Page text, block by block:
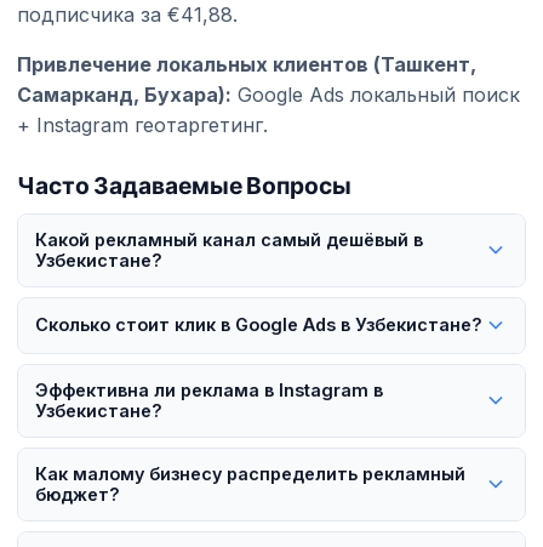
подписчика за €41,88.
Привлечение локальных клиентов (Ташкент,
Самарканд, Бухара): Google Ads локальный поиск
+ Instagram геотаргетинг.
Часто Задаваемые Вопросы
Какой рекламный канал самый дешёвый в
Узбекистане?
Telegram Ads с CPC всего €0,002 — самый дешёвый
рекламный канал в Узбекистане. В одном кейсе 2 042
подписчика были привлечены всего за €41,88. Но самый
дешёвый не всегда значит самый эффективный —
выбирайте канал в зависимости от вашей цели.
Сколько стоит клик в Google Ads в Узбекистане?
CPC в Google Ads в Узбекистане составляет $0,15-$0,50. В
Shopping-объявлениях может быть от €0,06. Как рынок
Эффективна ли реклама в Instagram в
Узбекистане?
Да, Instagram насчитывает 11 млн пользователей в
Узбекистане, рекламная аудитория выросла на 5,2%. CPC
Как малому бизнесу распределить рекламный
бюджет?
При бюджете $200-$500/мес оптимальная стратегия —